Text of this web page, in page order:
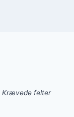
Krævede felter